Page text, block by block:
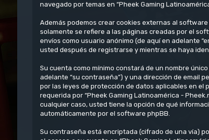
navegado por temas en “Pheek Gaming
Además podemos crear cookies externas al
solamente se refiere a las páginas creadas por el
envíos como usuario anónimo (de aquí en adelante
usted después de registrarse y mientras se haya
Su cuenta como mínimo constará de un nombre
adelante “su contraseña”) y una dirección de email
por las leyes de protección de datos aplicables en el
requerida por “Pheek Gaming Latinoamérica -
cualquier caso, usted tiene la opción de qué
automáticamente por el software phpBB.
Su contraseña está encriptada (cifrado de una vía)